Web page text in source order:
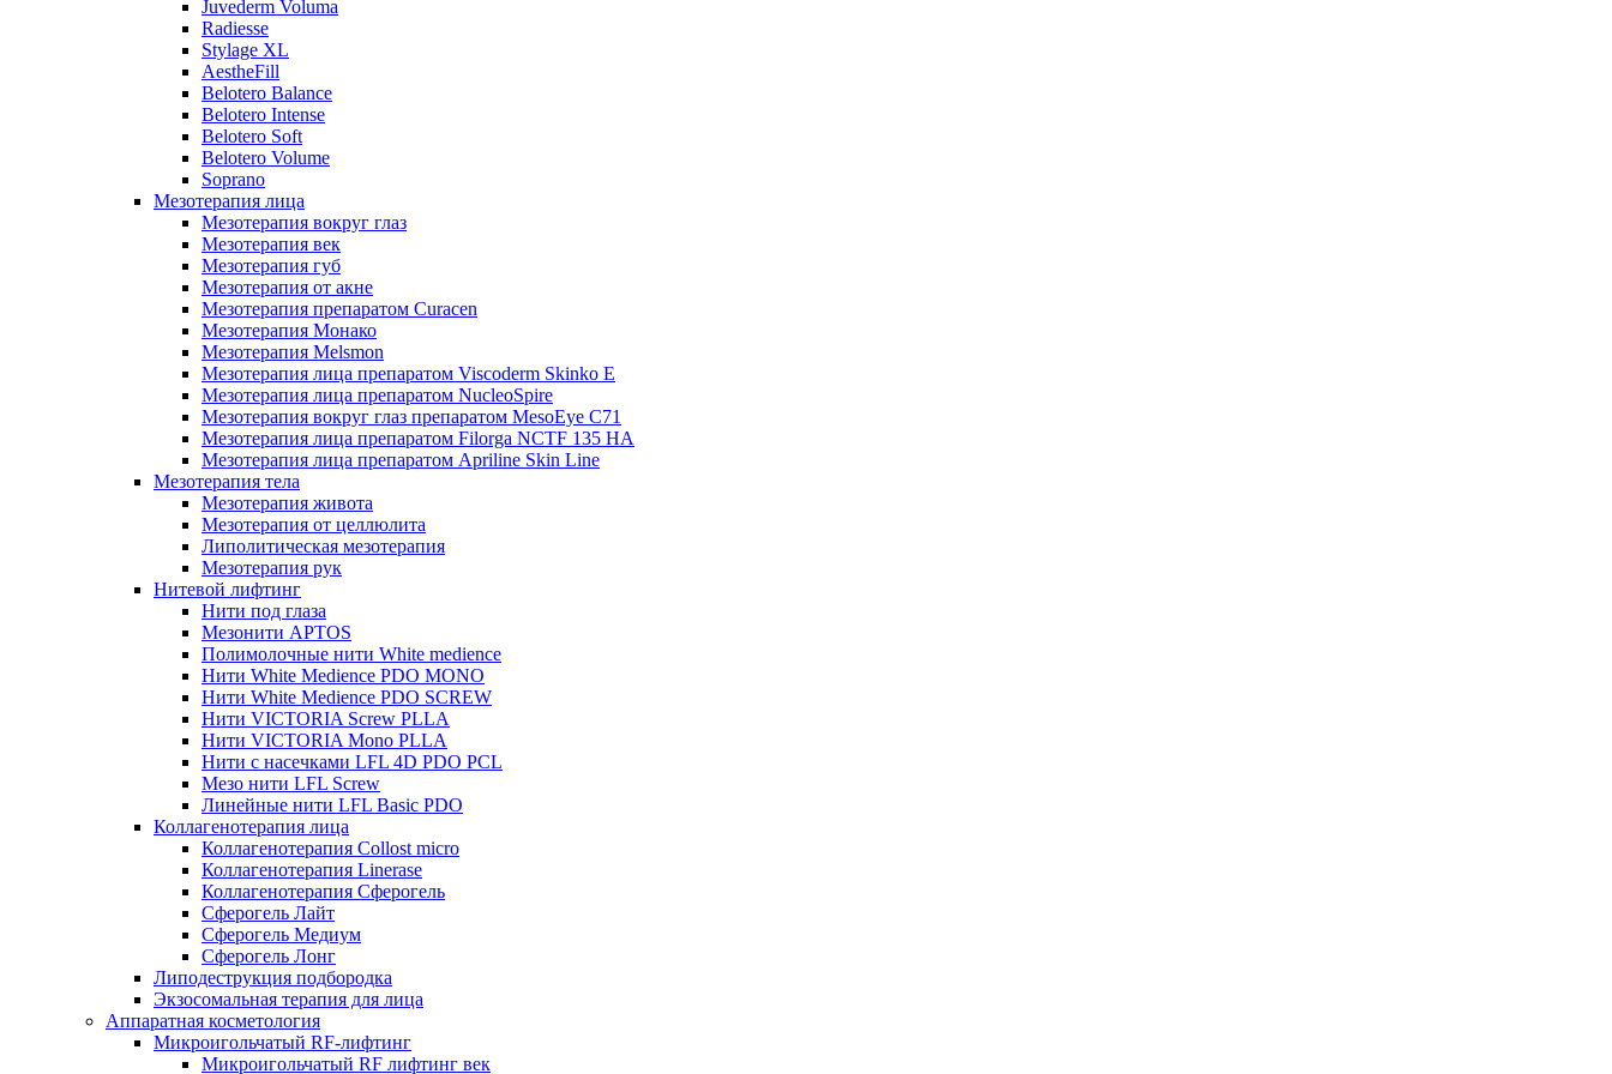
Juvederm Voluma
Radiesse
Stylage XL
AestheFill
Belotero Balance
Belotero Intense
Belotero Soft
Belotero Volume
Soprano
Мезотерапия лица
Мезотерапия вокруг глаз
Мезотерапия век
Мезотерапия губ
Мезотерапия от акне
Мезотерапия препаратом Curacen
Мезотерапия Монако
Мезотерапия Melsmon
Мезотерапия лица препаратом Viscoderm Skinko E
Мезотерапия лица препаратом NucleoSpire
Мезотерапия вокруг глаз препаратом MesoEye С71
Мезотерапия лица препаратом Filorga NCTF 135 HA
Мезотерапия лица препаратом Apriline Skin Line
Мезотерапия тела
Мезотерапия живота
Мезотерапия от целлюлита
Липолитическая мезотерапия
Мезотерапия рук
Нитевой лифтинг
Нити под глаза
Мезонити APTOS
Полимолочные нити White medience
Нити White Medience PDO MONO
Нити White Medience PDO SCREW
Нити VICTORIA Screw PLLA
Нити VICTORIA Mono PLLA
Нити с насечками LFL 4D PDO PCL
Мезо нити LFL Screw
Линейные нити LFL Basic PDO
Коллагенотерапия лица
Коллагенотерапия Collost micro
Коллагенотерапия Linerase
Коллагенотерапия Сферогель
Сферогель Лайт
Сферогель Медиум
Сферогель Лонг
Липодеструкция подбородка
Экзосомальная терапия для лица
Аппаратная косметология
Микроигольчатый RF-лифтинг
Микроигольчатый RF лифтинг век